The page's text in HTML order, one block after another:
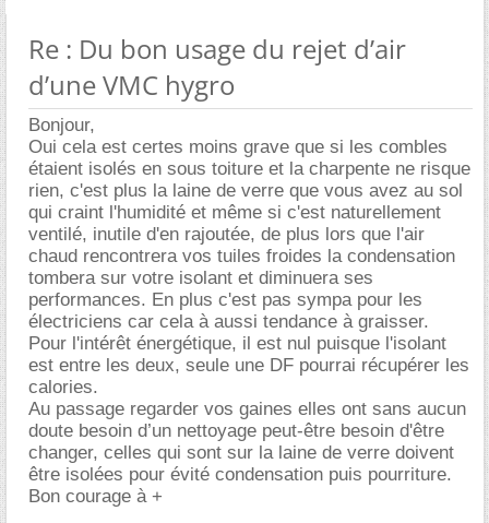
Re : Du bon usage du rejet d’air
d’une VMC hygro
Bonjour,
Oui cela est certes moins grave que si les combles
étaient isolés en sous toiture et la charpente ne risque
rien, c'est plus la laine de verre que vous avez au sol
qui craint l'humidité et même si c'est naturellement
ventilé, inutile d'en rajoutée, de plus lors que l'air
chaud rencontrera vos tuiles froides la condensation
tombera sur votre isolant et diminuera ses
performances. En plus c'est pas sympa pour les
électriciens car cela à aussi tendance à graisser.
Pour l'intérêt énergétique, il est nul puisque l'isolant
est entre les deux, seule une DF pourrai récupérer les
calories.
Au passage regarder vos gaines elles ont sans aucun
doute besoin d’un nettoyage peut-être besoin d'être
changer, celles qui sont sur la laine de verre doivent
être isolées pour évité condensation puis pourriture.
Bon courage à +